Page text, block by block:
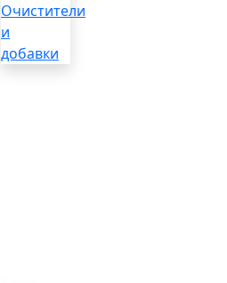
Очистители
и
добавки